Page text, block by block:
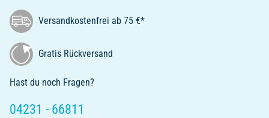
Versandkostenfrei ab 75 €*
Gratis Rückversand
Hast du noch Fragen?
04231 - 66811